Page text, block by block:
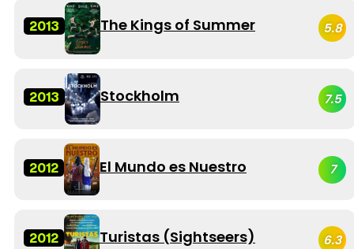
2013 The Kings of Summer 5.8
2013 Stockholm 7.5
2012 El Mundo es Nuestro 7
2012 Turistas (Sightseers) 6.3